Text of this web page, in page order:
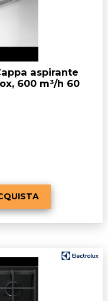
aspirante
600 m³/h 60